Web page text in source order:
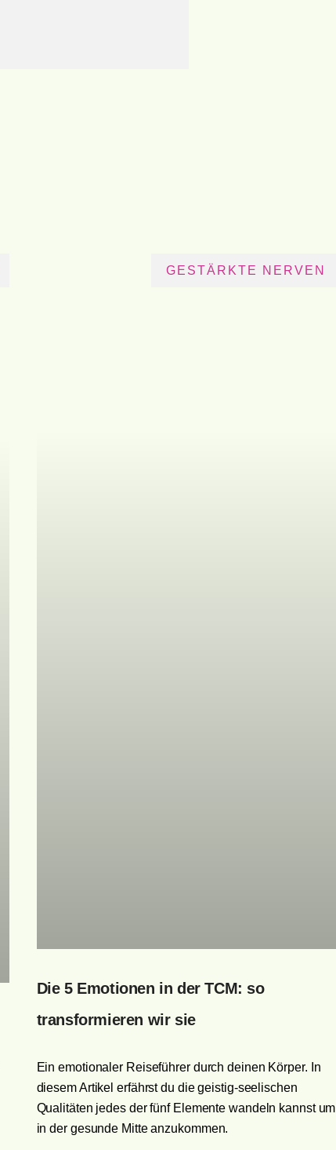
GESTÄRKTE NERVEN
Die 5 Emotionen in der TCM: so
transformieren wir sie
Ein emotionaler Reiseführer durch deinen Körper. In
diesem Artikel erfährst du die geistig-seelischen
Qualitäten jedes der fünf Elemente wandeln kannst um
in der gesunde Mitte anzukommen.